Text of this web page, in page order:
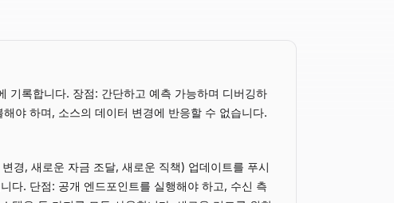
기록합니다. 장점: 간단하고 예측 가능하며 디버깅하
야 하며, 소스의 데이터 변경에 반응할 수 없습니다.
경, 새로운 자금 조달, 새로운 직책) 업데이트를 푸시
다. 단점: 공개 엔드포인트를 실행해야 하고, 수신 측